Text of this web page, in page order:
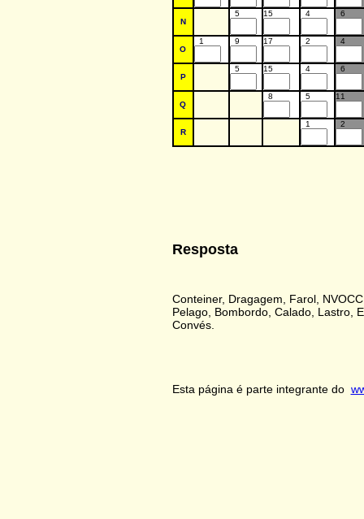
N
5 15 4 6
O
1 9 17 2 4
P
5 15 4 6
Q
8 5 11
R
1 2
Resposta
Conteiner, Dragagem, Farol,
Pelago, Bombordo, Calado, Lastro,
Convés.
Esta página é parte integrante do